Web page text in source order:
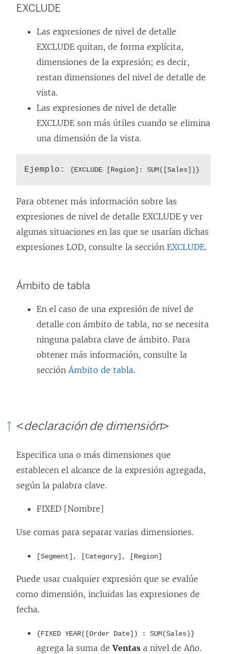
EXCLUDE
Las expresiones de nivel de detalle
EXCLUDE quitan, de forma explícita,
dimensiones de la expresión; es decir,
restan dimensiones del nivel de detalle de
vista.
Las expresiones de nivel de detalle
EXCLUDE son más útiles cuando se elimina
una dimensión de la vista.
Ejemplo: {EXCLUDE [Region]: SUM([Sales])}
Para obtener más información sobre las
expresiones de nivel de detalle EXCLUDE y ver
algunas situaciones en las que se usarían dichas
expresiones LOD, consulte la sección EXCLUDE.
Ámbito de tabla
En el caso de una expresión de nivel de
detalle con ámbito de tabla, no se necesita
ninguna palabra clave de ámbito. Para
obtener más información, consulte la
sección Ámbito de tabla.
<declaración de dimensión>
Especifica una o más dimensiones que
establecen el alcance de la expresión agregada,
según la palabra clave.
FIXED [Nombre]
Use comas para separar varias dimensiones.
[Segment], [Category], [Region]
Puede usar cualquier expresión que se evalúe
como dimensión, incluidas las expresiones de
fecha.
{FIXED YEAR([Order Date]) : SUM(Sales)}
agrega la suma deVentas a nivel de Año.